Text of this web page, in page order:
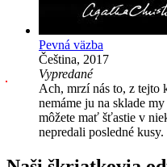
Pevná väzba
Čeština, 2017
Vypredané
Ach, mrzí nás to, z tejto
nemáme ju na sklade
môžete mať šťastie v
nepredali posledné kusy.